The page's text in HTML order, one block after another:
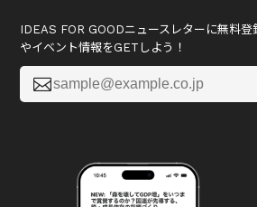
IDEAS FOR GOODニュースレターに無料登
やイベント情報をGETしよう！
